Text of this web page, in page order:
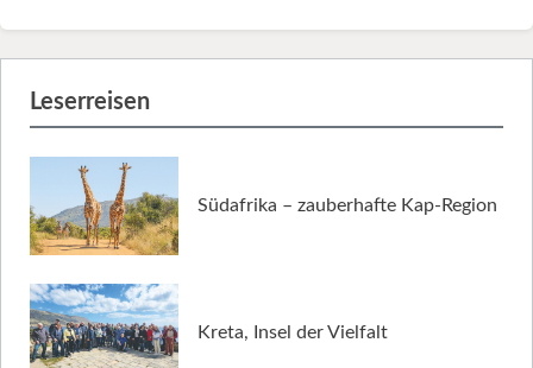
Leserreisen
Südafrika – zauberhafte Kap-Region
Kreta, Insel der Vielfalt